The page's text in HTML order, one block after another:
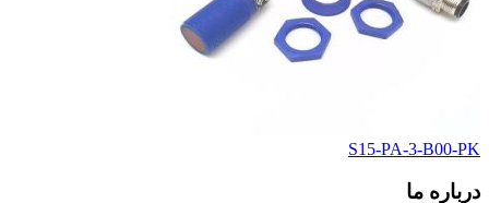
S15-PA-3-B00-PK
درباره ما